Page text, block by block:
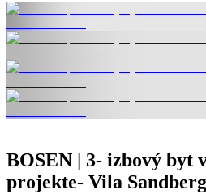
BOSEN | 3- izbový byt
projekte- Vila Sandberg